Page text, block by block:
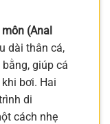
(Anal
dài thân cá,
giúp cá
bơi. Hai
di
cách nhẹ